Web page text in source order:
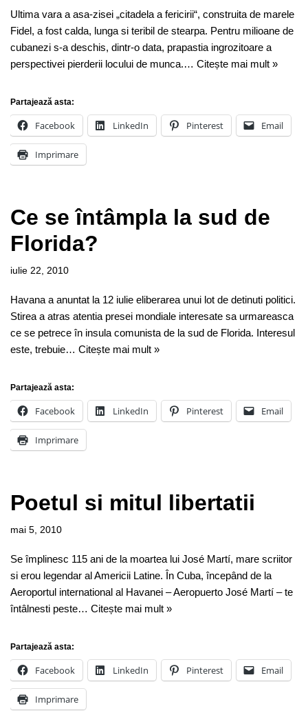
Ultima vara a asa-zisei „citadela a fericirii“, construita de marele
Fidel, a fost calda, lunga si teribil de stearpa. Pentru milioane de
cubanezi s-a deschis, dintr-o data, prapastia ingrozitoare a
perspectivei pierderii locului de munca.… Citește mai mult »
Partajează asta:
Facebook LinkedIn Pinterest Email
Imprimare
Ce se întâmpla la sud de
Florida?
iulie 22, 2010
Havana a anuntat la 12 iulie eliberarea unui lot de detinuti politici.
Stirea a atras atentia presei mondiale interesate sa urmareasca
ce se petrece în insula comunista de la sud de Florida. Interesul
este, trebuie… Citește mai mult »
Partajează asta:
Facebook LinkedIn Pinterest Email
Imprimare
Poetul si mitul libertatii
mai 5, 2010
Se împlinesc 115 ani de la moartea lui José Martí, mare scriitor
si erou legendar al Americii Latine. În Cuba, începând de la
Aeroportul international al Havanei – Aeropuerto José Martí – te
întâlnesti peste… Citește mai mult »
Partajează asta:
Facebook LinkedIn Pinterest Email
Imprimare